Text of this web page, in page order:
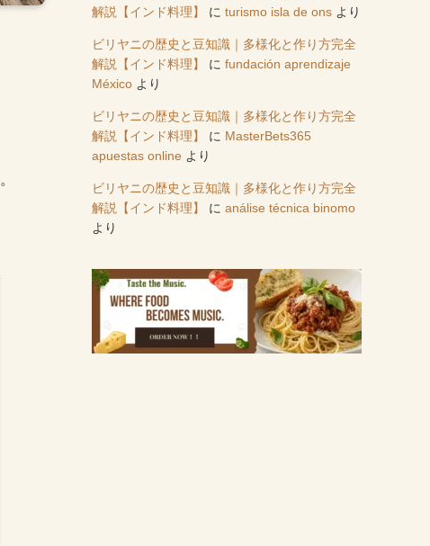
解説【インド料理】
に turismo isla de ons より
ビリヤニの歴史と豆知識｜多様化と作り方完全
解説【インド料理】
に fundación aprendizaje
México より
ビリヤニの歴史と豆知識｜多様化と作り方完全
解説【インド料理】
に MasterBets365
apuestas online より
ビリヤニの歴史と豆知識｜多様化と作り方完全
解説【インド料理】
に análise técnica binomo
より